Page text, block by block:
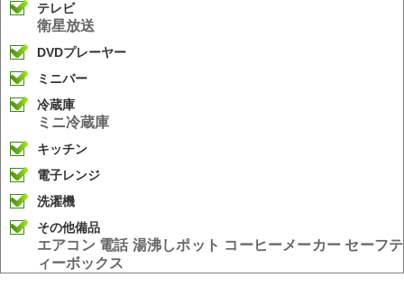
テレビ
衛星放送
DVDプレーヤー
ミニバー
冷蔵庫
ミニ冷蔵庫
キッチン
電子レンジ
洗濯機
その他備品
エアコン 電話 湯沸しポット コーヒーメーカー セーフテ
ィーボックス